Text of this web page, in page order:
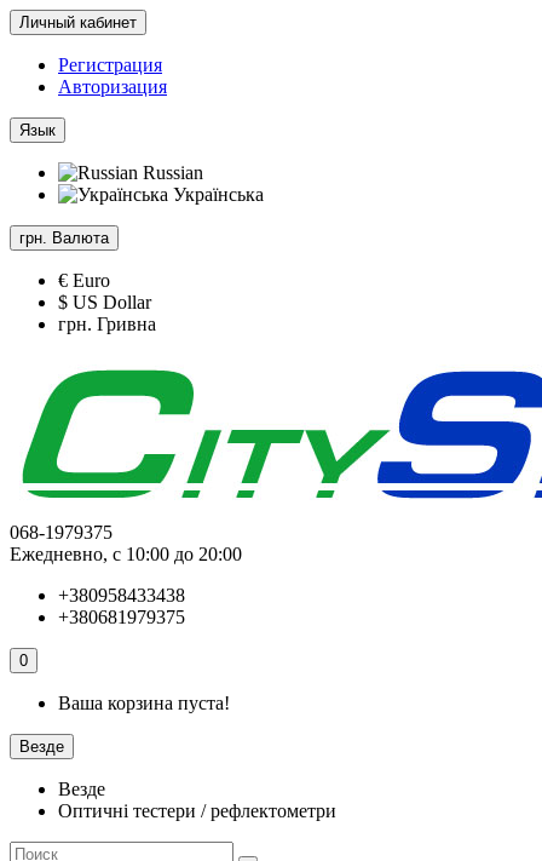
Личный кабинет
Регистрация
Авторизация
Язык
Russian
Українська
грн. Валюта
€ Euro
$ US Dollar
грн. Гривна
068-1979375
Ежедневно, с 10:00 до 20:00
+380958433438
+380681979375
0
Ваша корзина пуста!
Везде
Везде
Оптичні тестери / рефлектометри